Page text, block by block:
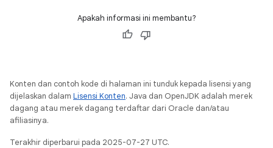
Apakah informasi ini membantu?
Konten dan contoh kode di halaman ini tunduk kepada lisensi yang
dijelaskan dalam Lisensi Konten. Java dan OpenJDK adalah merek
dagang atau merek dagang terdaftar dari Oracle dan/atau
afiliasinya.
Terakhir diperbarui pada 2025-07-27 UTC.